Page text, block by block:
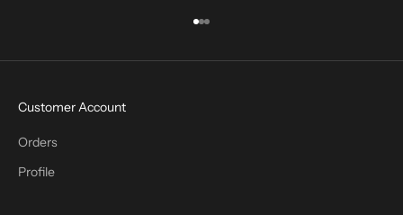
Aller à l'élément 1
Aller à l'élément 2
Aller à l'élément 3
Customer Account
Orders
Profile